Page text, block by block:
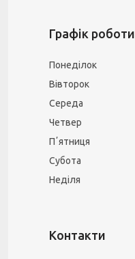
Графік роботи
Понеділок
Вівторок
Середа
Четвер
Пʼятниця
Субота
Неділя